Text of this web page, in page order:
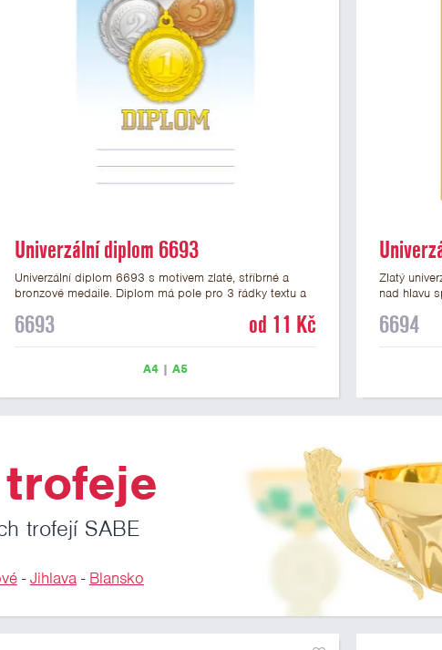
Univerzální diplom 6693
Univerzální diplom 6693 s motivem zlaté, stříbrné a
bronzové medaile. Diplom má pole pro 3 řádky textu a
formátu A4 a A5. Tento univerzální diplom je vhodný
univerzálním motivem medailí má gramáž 250 g/m2.
6693 od 11 Kč
A4| A5
Zlatý
nad hlavu
máme ve
diplom s
6694
trofejí SABE
-Jihlava- Blansko